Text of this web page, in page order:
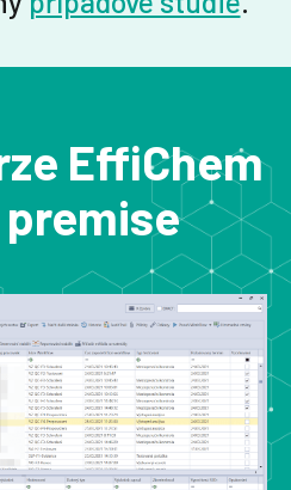
EffiChem
premise